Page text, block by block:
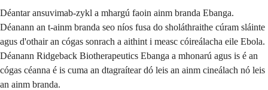
Déantar ansuvimab-zykl a mhargú faoin ainm branda Ebanga.
Déanann an t-ainm branda seo níos fusa do sholáthraithe cúram sláinte
agus d'othair an cógas sonrach a aithint i measc cóireálacha eile Ebola.
Déanann Ridgeback Biotherapeutics Ebanga a mhonarú agus is é an
cógas céanna é is cuma an dtagraítear dó leis an ainm cineálach nó leis
an ainm branda.